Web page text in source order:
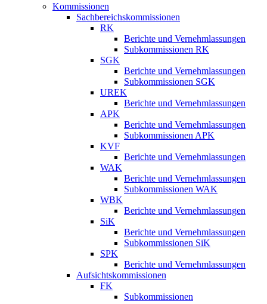
Kommissionen
Sachbereichskommissionen
RK
Berichte und Vernehmlassungen
Subkommissionen RK
SGK
Berichte und Vernehmlassungen
Subkommissionen SGK
UREK
Berichte und Vernehmlassungen
APK
Berichte und Vernehmlassungen
Subkommissionen APK
KVF
Berichte und Vernehmlassungen
WAK
Berichte und Vernehmlassungen
Subkommissionen WAK
WBK
Berichte und Vernehmlassungen
SiK
Berichte und Vernehmlassungen
Subkommissionen SiK
SPK
Berichte und Vernehmlassungen
Aufsichtskommissionen
FK
Subkommissionen